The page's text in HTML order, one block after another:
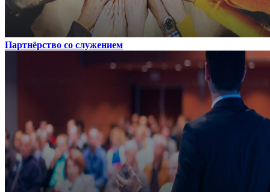
Партнёрство со служением